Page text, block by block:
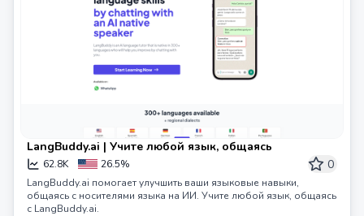
LangBuddy.ai | Учите любой язык, общаясь
62.8K 26.5% 0
LangBuddy.ai помогает улучшить ваши языковые навыки,
общаясь с носителями языка на ИИ. Учите любой язык, общаясь
с LangBuddy.ai.